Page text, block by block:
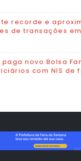
recorde e
de transações
paga novo Bolsa
com NIS de